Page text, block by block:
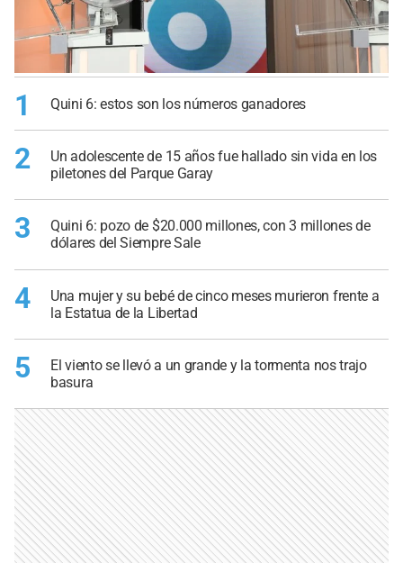
1 Quini 6: estos son los números ganadores
2
Un adolescente de 15 años fue hallado sin vida en los
piletones del Parque Garay
3
Quini 6: pozo de $20.000 millones, con 3 millones de
dólares del Siempre Sale
4
Una mujer y su bebé de cinco meses murieron frente a
la Estatua de la Libertad
5
El viento se llevó a un grande y la tormenta nos trajo
basura